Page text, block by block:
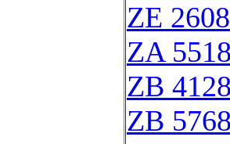
ZE
ZA
ZB
ZB